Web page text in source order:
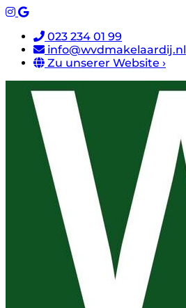
023 234 01 99
info@wvdmakelaardij.nl
Zu unserer Website ›